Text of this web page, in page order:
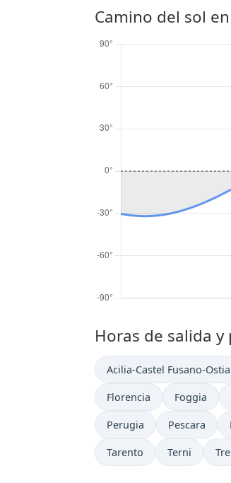
Camino del sol en
Horas de salida
Acilia-Castel Fusano-
Florencia Foggia
Perugia Pescara
Tarento Terni